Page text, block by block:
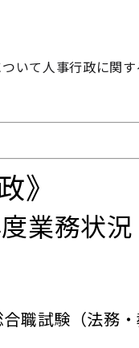
いて 人事行政に関
》
業務状況
職試験（法務